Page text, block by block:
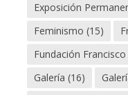
Exposición
Feminismo (15)
Fundación
Galería (16)